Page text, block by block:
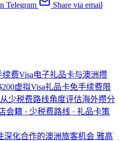
Telegram
Share via email
续费Visa电子礼品卡与澳洲攒
虚拟Visa礼品卡免手续费限
少税费路线角度评估海外攒分
会籍 · 少税费路线 · 礼品卡策
深化合作的澳洲旅客机会 雅高